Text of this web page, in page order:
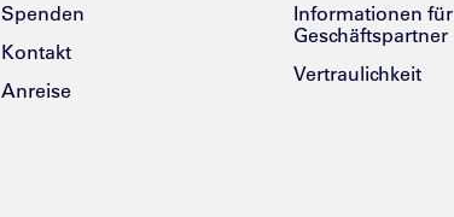
Spenden
Kontakt
Anreise
Informationen für
Geschäftspartner
Vertraulichkeit